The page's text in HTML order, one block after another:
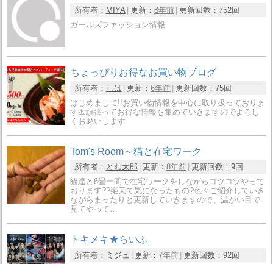
所有者： MIYA 更新： 8年前 更新回数： 752回
ガールズファッション情報
ちょっぴりお得なお買い物ブログ
所有者： しは 更新： 6年前 更新回数： 75回
はじめまして!!お買い物情報を中心に取り扱っておりま
す⚠️頑張ってお得な情報を集めていきますのでよろし
くお願いします
Tom's Room～猫と在宅ワーク
所有者： とむ太郎 更新： 8年前 更新回数： 9回
猫達と6畳一間で在宅ワークをしながらコツコツやって
おります??楽天で気になったもの?色々ご紹介していき
ながらまったりと更新していきますので、温かい目で
見てやって…
トキメキ★らいふ
所有者： ミジュ 更新： 7年前 更新回数： 92回